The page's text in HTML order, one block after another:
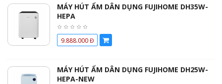
MÁY HÚT ẨM DÂN DỤNG FUJIHOME DH35W-
HEPA
9.888.000 Đ
MÁY HÚT ẨM DÂN DỤNG FUJIHOME DH25W-
HEPA-NEW